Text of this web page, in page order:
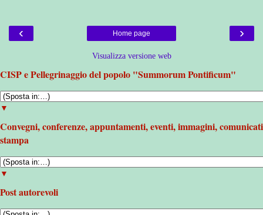
‹ ›
Home page
Visualizza versione web
CISP e Pellegrinaggio del popolo "Summorum Pontificum"
▼
Convegni, conferenze, appuntamenti, eventi, immagini, comunicati
stampa
▼
Post autorevoli